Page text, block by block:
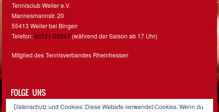
Tennisclub Weiler e.V.
Mannesmannstr. 20
55413 Weiler bei Bingen
Telefon:06721-35347 (während der Saison ab 17 Uhr)
Mitglied des Tennisverbandes Rheinhessen
FOLGE UNS
FacebookInstagram
Datenschutz und Cookies: Diese Website verwendet Cookies. Wenn du